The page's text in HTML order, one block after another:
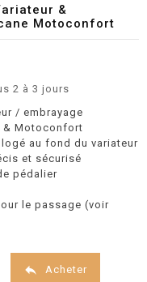
&
Motoconfort
2 à 3 jours
/ embrayage
& Motoconfort
au fond du variateur
et sécurisé
pédalier
le passage (voir
 Acheter